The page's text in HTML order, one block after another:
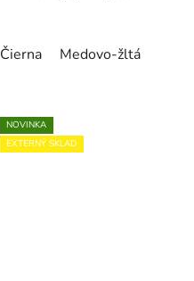
Čierna Medovo-žltá
NOVINKA
EXTERNÝ SKLAD